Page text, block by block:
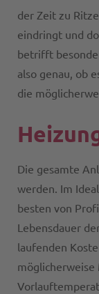
der Zeit zu
eindringt und
betrifft
also genau, ob
die
Die gesamte
werden. Im
besten von
Lebensdauer
laufenden
möglicherweise